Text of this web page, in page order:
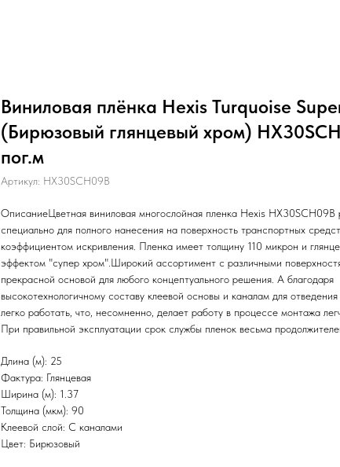
Виниловая плёнка Hexis Turquoise
(Бирюзовый глянцевый хром)
пог.м
Артикул: HX30SCH09B
ОписаниеЦветная виниловая многослойная пленка Hexis HX30SCH09B
специально для полного нанесения на поверхность транспортных
коэффициентом искривления. Пленка имеет толщину 110 микрон и
эффектом "супер хром".Широкий ассортимент с различными
прекрасной основой для любого концептуального решения. А благодаря
высокотехнологичному составу клеевой основы и каналам для
легко работать, что, несомненно, делает работу в процессе монтажа
При правильной эксплуатации срок службы пленок весьма
Длина (м): 25
Фактура: Глянцевая
Ширина (м): 1.37
Толщина (мкм): 90
Клеевой слой: С каналами
Цвет: Бирюзовый